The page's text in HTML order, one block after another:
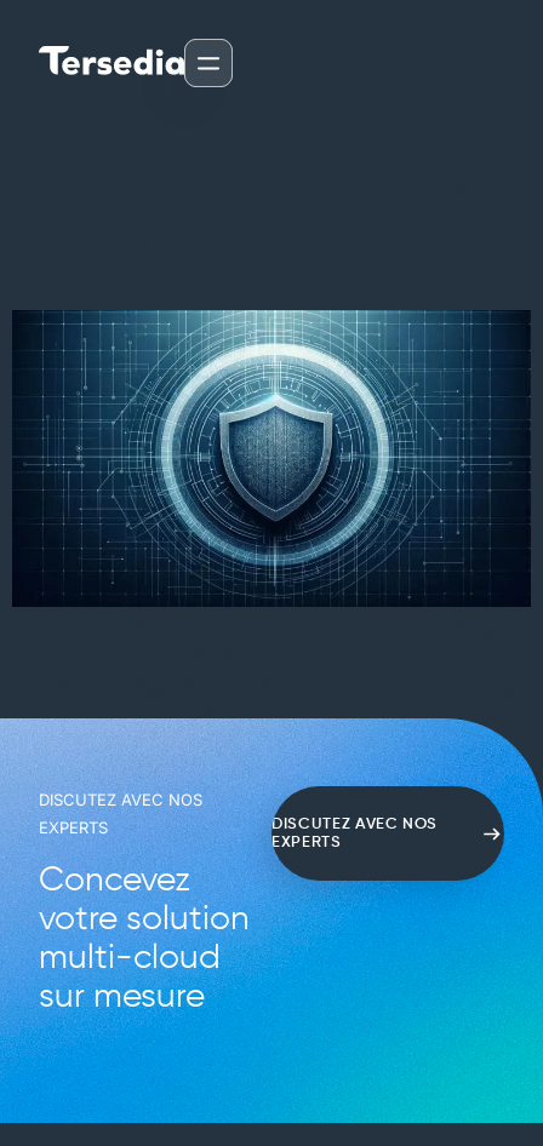
cyber-résilience est devenue un impératif stratégique
pour garantir la continuité des activités en cas
d’attaques informatiques. Face à cette nécessité, l’Union
Européenne a pris des mesures proactives avec
l’introduction du Cyber […]
DISCUTEZ AVEC NOS
EXPERTS
Concevez
votre solution
multi-cloud
sur mesure
DISCUTEZ AVEC NOS
EXPERTS